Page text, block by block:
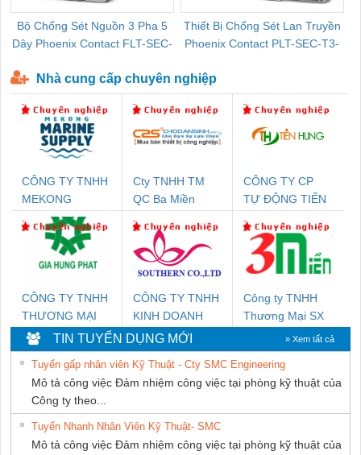
Bộ Chống Sét Nguồn 3 Pha 5
Dây Phoenix Contact FLT-SEC-
Thiết Bị Chống Sét Lan Truyền
Phoenix Contact PLT-SEC-T3-
Nhà cung cấp chuyên nghiệp
CÔNG TY TNHH
MEKONG
MARINE SUPPLY
Cty TNHH TM
QC Ba Miền
CÔNG TY CP
TỰ ĐỘNG TIẾN
CÔNG TY TNHH
THƯƠNG MẠI
DỊCH VỤ KỸ
THUẬT ĐIỆN CƠ
GIA HƯNG PHÁT
CÔNG TY TNHH
KINH DOANH
DỊCH VỤ XNK
PHƯƠNG NAM
Công ty TNHH
Thương Mại SX
TIN TUYỂN DỤNG MỚI » Xem tất cả
Tuyển gấp nhân viên Kỹ Thuật - Cty SMC Engineering
Mô tả công việc Đảm nhiệm công việc tại phòng kỹ thuật của
Công ty theo...
Tuyển Nhanh Nhân Viên Kỹ Thuật- SMC
Mô tả công việc Đảm nhiệm công việc tại phòng kỹ thuật của